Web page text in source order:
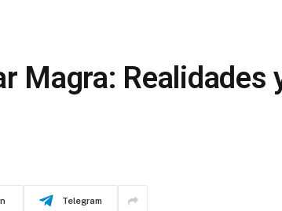
Magra: Realidades
Telegram